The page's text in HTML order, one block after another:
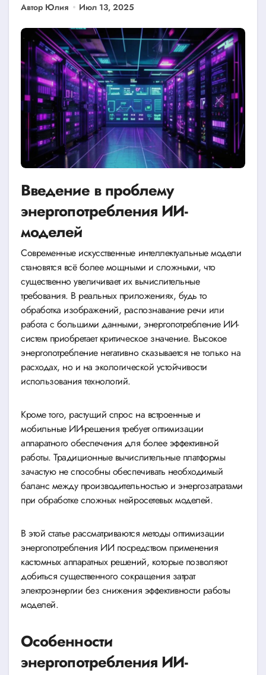
Автор Юлия Июл 13, 2025
Введение в проблему
энергопотребления ИИ-
моделей
Современные искусственные интеллектуальные модели
становятся всё более мощными и сложными, что
существенно увеличивает их вычислительные
требования. В реальных приложениях, будь то
обработка изображений, распознавание речи или
работа с большими данными, энергопотребление ИИ-
систем приобретает критическое значение. Высокое
энергопотребление негативно сказывается не только на
расходах, но и на экологической устойчивости
использования технологий.
Кроме того, растущий спрос на встроенные и
мобильные ИИ-решения требует оптимизации
аппаратного обеспечения для более эффективной
работы. Традиционные вычислительные платформы
зачастую не способны обеспечивать необходимый
баланс между производительностью и энергозатратами
при обработке сложных нейросетевых моделей.
В этой статье рассматриваются методы оптимизации
энергопотребления ИИ посредством применения
кастомных аппаратных решений, которые позволяют
добиться существенного сокращения затрат
электроэнергии без снижения эффективности работы
моделей.
Особенности
энергопотребления ИИ-